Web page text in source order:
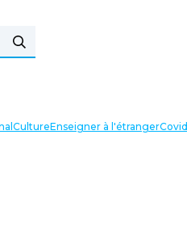
CultureEnseigner à l'étrangerCovid